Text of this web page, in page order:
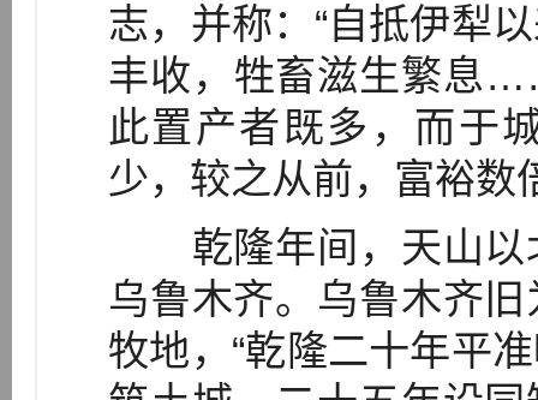
志，并称：“自抵伊犁
丰收，牲畜滋生繁息
此置产者既多，而于
少，较之从前，富裕数
乾隆年间，天山以
乌鲁木齐。乌鲁木齐
牧地，“乾隆二十年平